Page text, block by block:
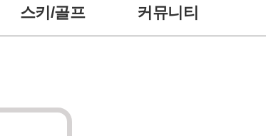
스키/골프 커뮤니티